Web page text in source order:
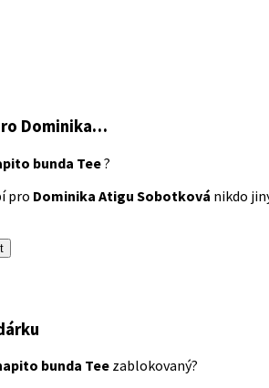
Dominika…
bunda Tee?
pro Dominika Atigu Sobotková nikdo
bunda Tee zablokovaný?